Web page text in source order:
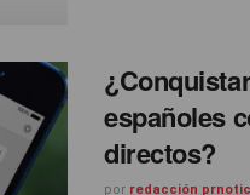
españoles
directos?
por redacción